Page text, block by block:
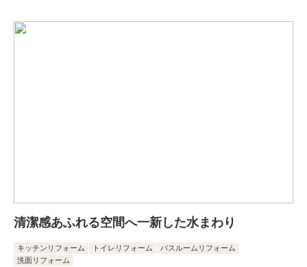
清潔感あふれる空間へ一新した水まわり
キッチンリフォーム トイレリフォーム
バスルームリフォーム
洗面リフォーム